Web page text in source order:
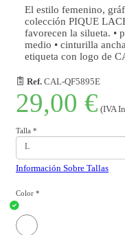
El estilo femenino,
colección PIQUE
favorecen la silueta. •
medio • cinturilla
etiqueta con logo de
Ref. CAL-QF5895E
29,00 € (IVA
Talla *
L
Información Sobre Tallas
Color *